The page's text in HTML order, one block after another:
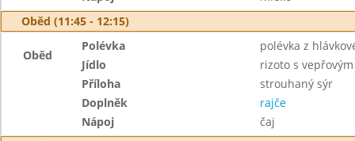
Oběd (11:45 - 12:15)
Oběd
Polévka
polévka z
Jídlo
rizoto s
Příloha
strouhaný sýr
Doplněk
rajče
Nápoj
čaj